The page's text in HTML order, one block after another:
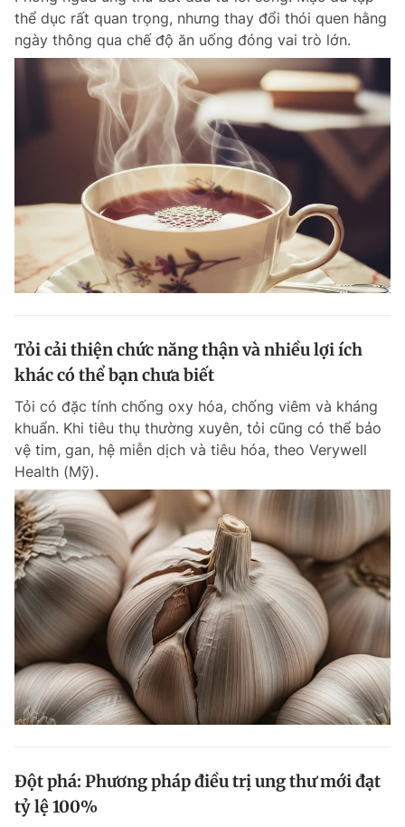
Giấy phép xuất bản số 110/GP - BTTTT cấp ngày 24.3.2020
© 2003-2026 Bản quyền thuộc về Báo Thanh Niên. Cấm sao chép
dưới mọi hình thức nếu không có sự chấp thuận bằng văn bản.
Phát triển bởi ePi Technologies, JSC.
thể dục rất quan trọng, nhưng thay đổi thói quen hằng
ngày thông qua chế độ ăn uống đóng vai trò lớn.
Tỏi cải thiện chức năng thận và nhiều lợi ích
khác có thể bạn chưa biết
Tỏi có đặc tính chống oxy hóa, chống viêm và kháng
khuẩn. Khi tiêu thụ thường xuyên, tỏi cũng có thể bảo
vệ tim, gan, hệ miễn dịch và tiêu hóa, theo Verywell
Health (Mỹ).
Đột phá: Phương pháp điều trị ung thư mới đạt
tỷ lệ 100%